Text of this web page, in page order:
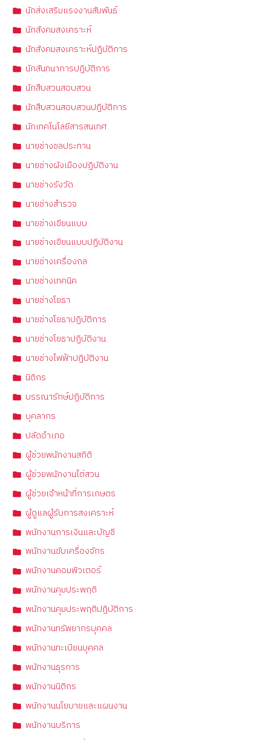
นักส่งเสริมแรงงานสัมพันธ์
นักสังคมสงเคราะห์
นักสังคมสงเคราะห์ปฏิบัติการ
นักสันทนาการปฏิบัติการ
นักสืบสวนสอบสวน
นักสืบสวนสอบสวนปฏิบัติการ
นักเทคโนโลยีสารสนเทศ
นายช่างชลประทาน
นายช่างผังเมืองปฏิบัติงาน
นายช่างรังวัด
นายช่างสำรวจ
นายช่างเขียนแบบ
นายช่างเขียนแบบปฏิบัติงาน
นายช่างเครื่องกล
นายช่างเทคนิค
นายช่างโยธา
นายช่างโยธาปฏิบัติการ
นายช่างโยธาปฏิบัติงาน
นายช่างไฟฟ้าปฏิบัติงาน
นิติกร
บรรณารักษ์ปฏิบัติการ
บุคลากร
ปลัดอำเภอ
ผู้ช่วยพนักงานสถิติ
ผู้ช่วยพนักงานไต่สวน
ผู้ช่วยเจ้าหน้าที่การเกษตร
ผู้ดูแลผู้รับการสงเคราะห์
พนักงานการเงินและบัญชี
พนักงานขับเครื่องจักร
พนักงานคอมพิวเตอร์
พนักงานคุมประพฤติ
พนักงานคุมประพฤติปฏิบัติการ
พนักงานทรัพยากรบุคคล
พนักงานทะเบียนบุคคล
พนักงานธุรการ
พนักงานนิติกร
พนักงานนโยบายและแผนงาน
พนักงานบริการ